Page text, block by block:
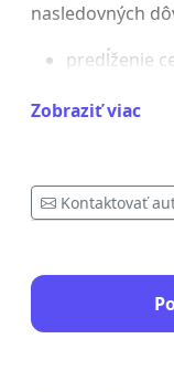
nasledovných
predĺženie
nadväzných
zvýšené
možnosť
môže mať
každodenný
Zobraziť viac
Kontaktovať